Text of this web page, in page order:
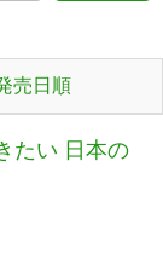
売日順
たい 日本の